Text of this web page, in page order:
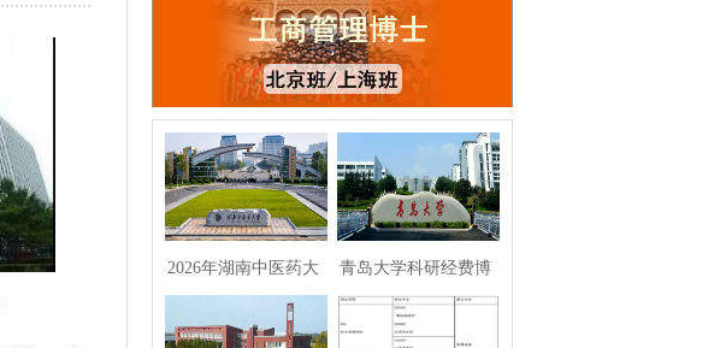
2026年湖南中医药大
学在职攻读中
青岛大学科研经费博
士研究生专项招生